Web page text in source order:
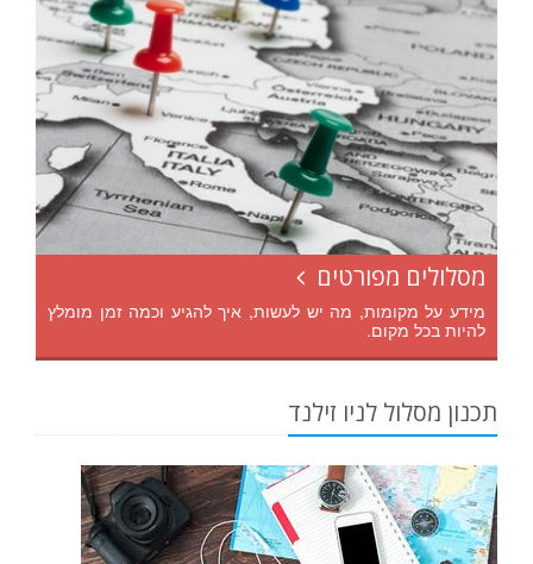
מסלולים מפורטים
מידע על מקומות, מה יש לעשות, איך להגיע וכמה זמן מומלץ
להיות בכל מקום.
תכנון מסלול לניו זילנד